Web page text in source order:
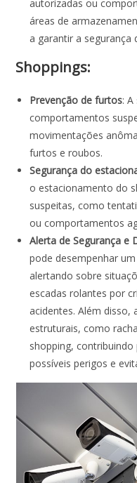
autorizadas ou
áreas de
a garantir a segurança
Shoppings:
Prevenção de furtos:
comportamentos
movimentações
furtos e roubos.
Segurança do
o estacionamento do
suspeitas, como
ou comportamentos
Alerta de Segurança e
pode desempenhar
alertando sobre
escadas rolantes por
acidentes. Além disso,
estruturais, como
shopping,
possíveis perigos e